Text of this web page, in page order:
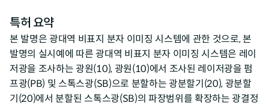
특허 요약
본 발명은 광대역 비표지 분자 이미징 시스템에 관한 것으로, 본
발명의 실시예에 따른 광대역 비표지 분자 이미징 시스템은 레이
저광을 조사하는 광원(10), 광원(10)에서 조사된 레이저광을 펌
프광(PB) 및 스톡스광(SB)으로 분할하는 광분할기(20), 광분할
기(20)에서 분할된 스톡스광(SB)의 파장범위를 확장하는 광결정